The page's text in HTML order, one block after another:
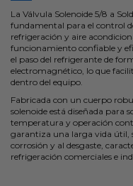
La Válvula Solenoide 5/8 a
fundamental para el control
refrigeración y aire
funcionamiento confiable y
el paso del refrigerante de
electromagnético, lo que
dentro del equipo.
Fabricada con un cuerpo
solenoide está diseñada para
temperatura y operación
garantiza una larga vida útil,
corrosión y al desgaste,
refrigeración comerciales e